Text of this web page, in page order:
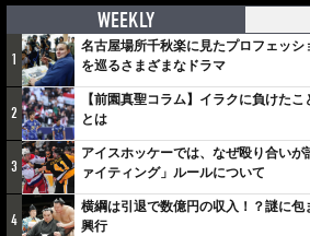
WEEKLY
1
名古屋場所千秋楽に見たプロフェッ
を巡るさまざまなドラマ
2
【前園真聖コラム】イラクに負けた
とは
3
アイスホッケーでは、なぜ殴り合い
ァイティング」ルールについて
4
横綱は引退で数億円の収入！？謎に
興行